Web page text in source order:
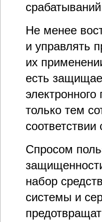
Не менее
и управлять
их
есть
только тем
Спросом
набор
системы и